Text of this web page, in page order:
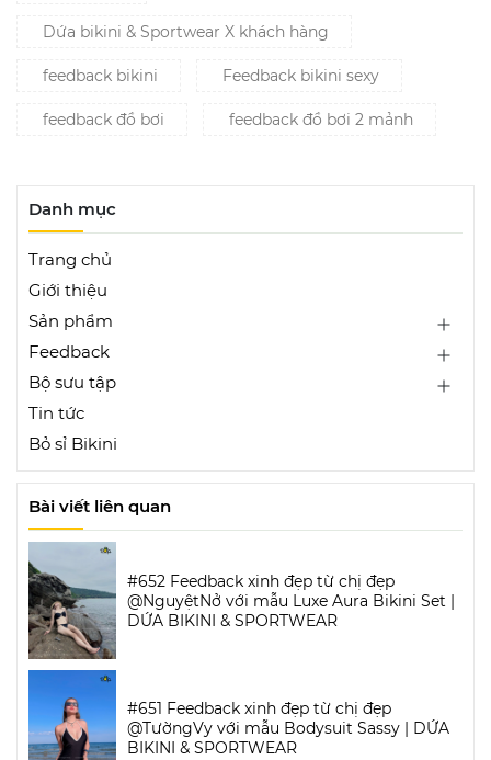
Dứa bikini & Sportwear X khách hàng
feedback bikini Feedback bikini sexy
feedback đồ bơi feedback đồ bơi 2 mảnh
Danh mục
Trang chủ
Giới thiệu
Sản phẩm
Feedback
Bộ sưu tập
Tin tức
Bỏ sỉ Bikini
Bài viết liên quan
#652 Feedback xinh đẹp từ chị đẹp
@NguyệtNở với mẫu Luxe Aura Bikini Set |
DỨA BIKINI & SPORTWEAR
#651 Feedback xinh đẹp từ chị đẹp
@TườngVy với mẫu Bodysuit Sassy | DỨA
BIKINI & SPORTWEAR